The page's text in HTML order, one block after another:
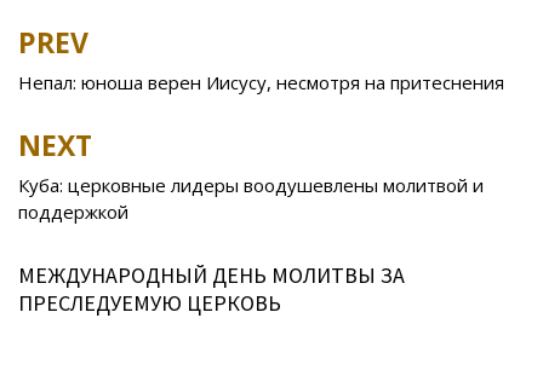
b
o
o
k
kl
as
ni
u
r
al
st u A
p
Post
navigation
PREV
Непал: юноша верен Иисусу, несмотря на притеснения
NEXT
Куба: церковные лидеры воодушевлены молитвой и
поддержкой
МЕЖДУНАРОДНЫЙ ДЕНЬ МОЛИТВЫ ЗА
ПРЕСЛЕДУЕМУЮ ЦЕРКОВЬ